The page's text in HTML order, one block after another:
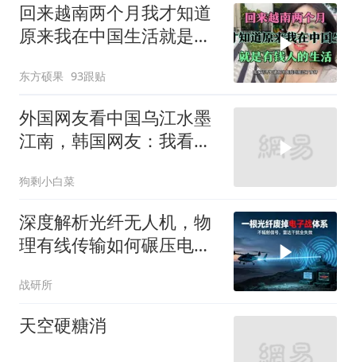
回来越南两个月我才知道
原来我在中国生活就是有
东方硕果 93跟贴
外国网友看中国乌江水墨
江南，韩国网友：我看见
狗剩小白菜
深度解析光纤无人机，物
理有线传输如何碾压电磁
战研所
天空硬糖消